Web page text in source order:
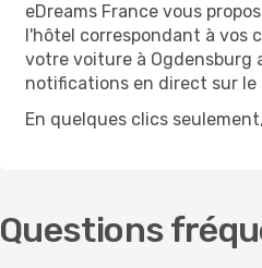
eDreams France vous
l'hôtel correspondant à vos
votre voiture à Ogdensburg
notifications en direct sur
En quelques clics
Questions